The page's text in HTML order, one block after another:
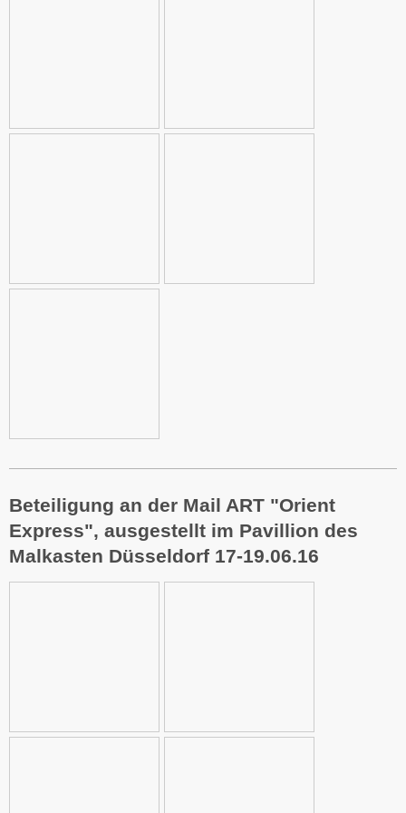
Beteiligung an der Mail ART "Orient
Express", ausgestellt im Pavillion des
Malkasten Düsseldorf 17-19.06.16